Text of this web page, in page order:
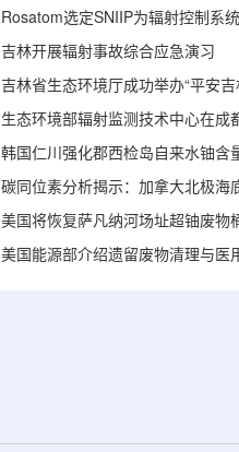
吉林开展辐射事故综合应急演习
吉林省生态环境厅成功举办“平安
生态环境部辐射监测技术中心在成
美国将恢复萨凡纳河场址超铀废物
美国能源部介绍遗留废物清理与医